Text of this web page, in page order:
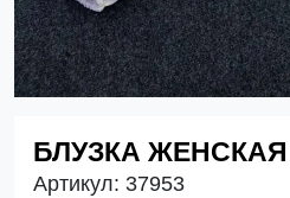
БЛУЗКА ЖЕНСКАЯ
Артикул: 37953